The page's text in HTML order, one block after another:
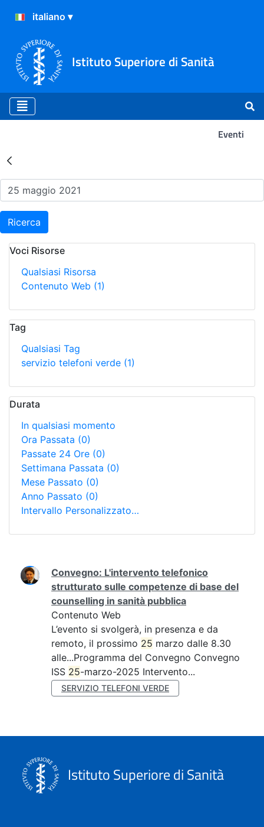
Istituto Superiore di Sanità
Eventi
Risultati della Ricerca -
Ricerca
Voci Risorse
Qualsiasi Risorsa
Contenuto Web (1)
Tag
Qualsiasi Tag
servizio telefoni verde (1)
Durata
In qualsiasi momento
Ora Passata (0)
Passate 24 Ore (0)
Settimana Passata (0)
Mese Passato (0)
Anno Passato (0)
Intervallo Personalizzato…
Ricerca
Convegno: L'intervento telefonico
strutturato sulle competenze di base del
counselling in sanità pubblica
Contenuto Web
L’evento si svolgerà, in presenza e da
remoto, il prossimo 25 marzo dalle 8.30
alle...Programma del Convegno Convegno
ISS 25-marzo-2025 Intervento...
SERVIZIO TELEFONI VERDE
Istituto Superiore di Sanità